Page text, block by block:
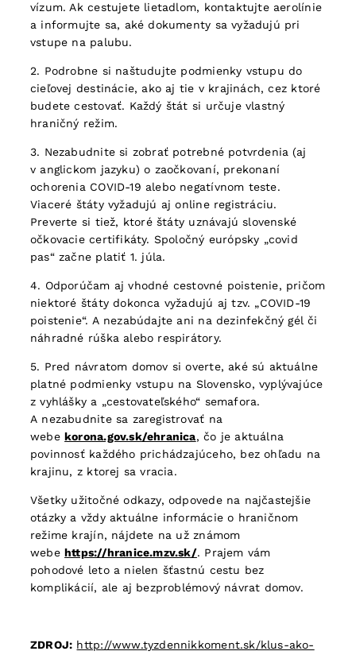
vízum. Ak cestujete lietadlom, kontaktujte aerolínie
a informujte sa, aké dokumenty sa vyžadujú pri
vstupe na palubu.
2. Podrobne si naštudujte podmienky vstupu do
cieľovej destinácie, ako aj tie v krajinách, cez ktoré
budete cestovať. Každý štát si určuje vlastný
hraničný režim.
3. Nezabudnite si zobrať potrebné potvrdenia (aj
v anglickom jazyku) o zaočkovaní, prekonaní
ochorenia COVID-19 alebo negatívnom teste.
Viaceré štáty vyžadujú aj online registráciu.
Preverte si tiež, ktoré štáty uznávajú slovenské
očkovacie certifikáty. Spoločný európsky „covid
pas“ začne platiť 1. júla.
4. Odporúčam aj vhodné cestovné poistenie, pričom
niektoré štáty dokonca vyžadujú aj tzv. „COVID-19
poistenie“. A nezabúdajte ani na dezinfekčný gél či
náhradné rúška alebo respirátory.
5. Pred návratom domov si overte, aké sú aktuálne
platné podmienky vstupu na Slovensko, vyplývajúce
z vyhlášky a „cestovateľského“ semafora.
A nezabudnite sa zaregistrovať na
webekorona.gov.sk/ehranica, čo je aktuálna
povinnosť každého prichádzajúceho, bez ohľadu na
krajinu, z ktorej sa vracia.
Všetky užitočné odkazy, odpovede na najčastejšie
otázky a vždy aktuálne informácie o hraničnom
režime krajín, nájdete na už známom
webehttps://hranice.mzv.sk/. Prajem vám
pohodové leto a nielen šťastnú cestu bez
komplikácií, ale aj bezproblémový návrat domov.
ZDROJ: http://www.tyzdennikkoment.sk/klus-ako-